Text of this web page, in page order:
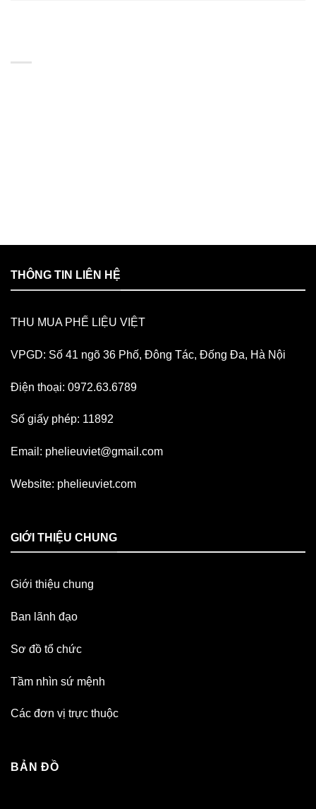
THÔNG TIN LIÊN HỆ
THU MUA PHẾ LIỆU VIỆT
VPGD: Số 41 ngõ 36 Phố, Đông Tác, Đống Đa, Hà Nội
Điện thoại: 0972.63.6789
Số giấy phép: 11892
Email: phelieuviet@gmail.com
Website: phelieuviet.com
GIỚI THIỆU CHUNG
Giới thiệu chung
Ban lãnh đạo
Sơ đồ tổ chức
Tầm nhìn sứ mệnh
Các đơn vị trực thuộc
BẢN ĐỒ